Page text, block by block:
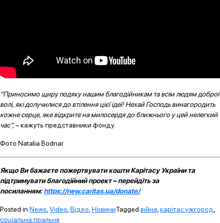
“Приносимо щиру подяку нашим благодійникам та всім людям доброї
волі, які долучилися до втілення цієї ідеї! Нехай Господь винагородить
кожне серце, яке відкрите на милосердя до ближнього у цей нелегкий
час”,– кажуть представники фонду.
Фото Natalia Bodnar
Якщо Ви бажаєте пожертвувати кошти Карітасу України та
підтримувати благодійний проект – перейдіть за
посиланням:https://new.caritas.ua/donate/
Posted in News Video Відео НовиниTagged війна карітас ужгород
соціальна пральня